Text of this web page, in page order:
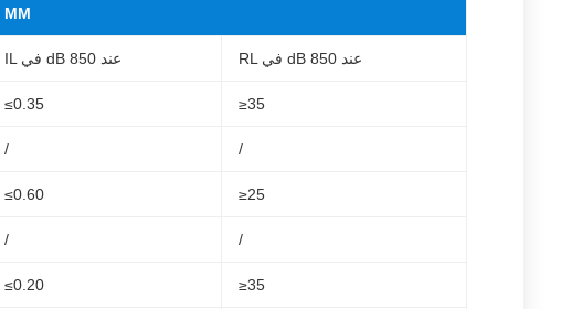
MM
IL في dB عند 850 RL في dB عند 850
≤0.35 ≥35
/ /
≤0.60 ≥25
/ /
≤0.20 ≥35